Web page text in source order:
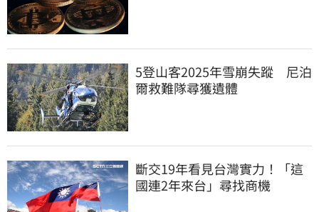
5登山客2025年雪崩失蹤 尼泊
爾救難隊尋獲遺體
斷交19年看見台灣實力！「這
國連2年來台」尋找商機